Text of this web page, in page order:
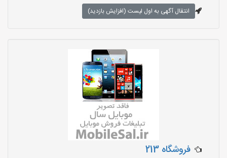
انتقال آگهی به اول لیست (افزایش بازدید)
فروشگاه 213